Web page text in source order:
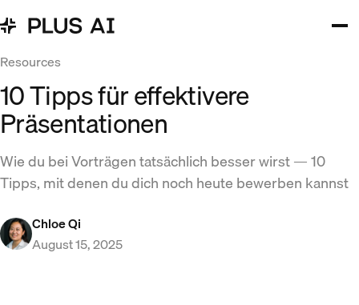
Resources
10 Tipps für effektivere
Präsentationen
Wie du bei Vorträgen tatsächlich besser wirst — 10
Tipps, mit denen du dich noch heute bewerben kannst
Chloe Qi
August 15, 2025